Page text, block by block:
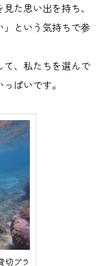
た思い出を持ち、
という気持ちで参
、私たちを選んで
ぱいです。
切プラ